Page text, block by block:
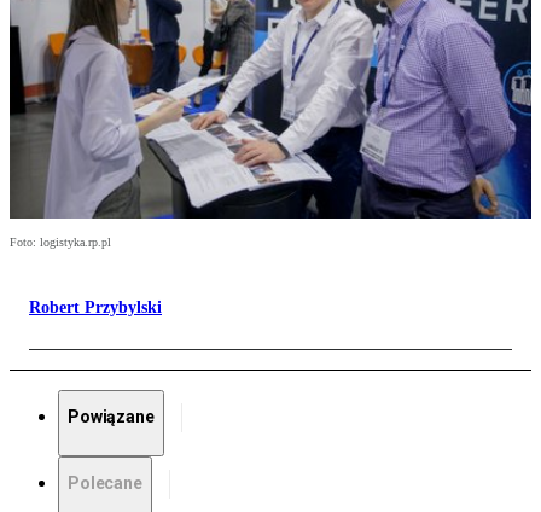
Foto: logistyka.rp.pl
Robert Przybylski
Powiązane
Polecane